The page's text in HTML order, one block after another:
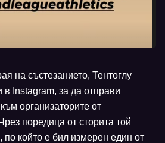
на състезанието, Тентоглу
Instagram, за да отправи
организаторите от
поредица от сторита той
по който е бил измерен един от